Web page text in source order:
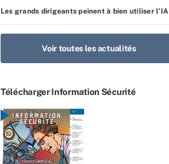
Les grands dirigeants peinent à bien utiliser l’IA
Voir toutes les actualités
Télécharger Information Sécurité